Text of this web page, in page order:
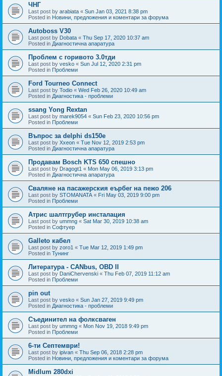
ЧНГ
Last post by arabiata « Sun Jan 03, 2021 8:38 pm
Posted in Новини, предложения и коментари за форума
Autoboss V30
Last post by Dobata « Thu Sep 17, 2020 10:37 am
Posted in Диагностична апаратура
Проблем с горивото 3.0тди
Last post by vesko « Sun Jul 12, 2020 2:31 pm
Posted in Проблеми
Ford Tourneo Connect
Last post by Todio « Wed Feb 26, 2020 10:49 am
Posted in Диагностика - проблеми
ssang Yong Rextan
Last post by marek9054 « Sun Feb 23, 2020 10:56 pm
Posted in Проблеми
Въпрос за delphi ds150e
Last post by Xxeon « Tue Nov 12, 2019 2:53 pm
Posted in Диагностична апаратура
Продавам Bosch KTS 650 спешно
Last post by Dragogt1 « Mon May 06, 2019 3:13 pm
Posted in Диагностична апаратура
Сваляне на пасажерския еърбег на пежо 206
Last post by STOMANATA « Fri May 03, 2019 9:00 pm
Posted in Проблеми
Атрис шалтгрубер инсталация
Last post by ummng « Sat Mar 30, 2019 10:38 am
Posted in Софтуер
Galleto кабел
Last post by zoro1 « Tue Mar 12, 2019 1:49 pm
Posted in Тунинг
Литература - CANbus, OBD II
Last post by DaniChervenski « Thu Feb 07, 2019 11:12 am
Posted in Проблеми
pin out
Last post by vesko « Sun Jan 27, 2019 9:49 pm
Posted in Диагностика - проблеми
Съединител на фолксваген
Last post by ummng « Mon Nov 19, 2018 9:49 pm
Posted in Проблеми
6-ти Септември!
Last post by ipivan « Thu Sep 06, 2018 2:28 pm
Posted in Новини, предложения и коментари за форума
Midlum 280dxi